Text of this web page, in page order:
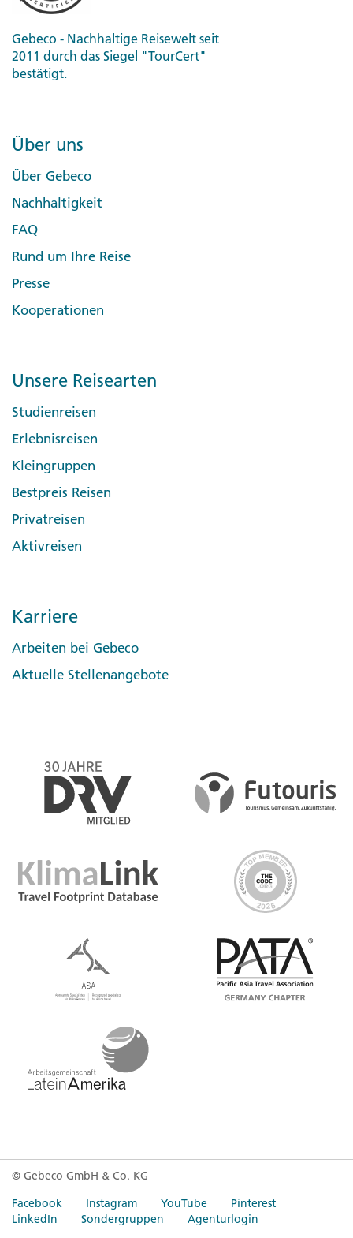
Gebeco - Nachhaltige Reisewelt seit
2011 durch das Siegel "TourCert"
bestätigt.
Über uns
Über Gebeco
Nachhaltigkeit
FAQ
Rund um Ihre Reise
Presse
Kooperationen
Unsere Reisearten
Studienreisen
Erlebnisreisen
Kleingruppen
Bestpreis Reisen
Privatreisen
Aktivreisen
Karriere
Arbeiten bei Gebeco
Aktuelle Stellenangebote
© Gebeco GmbH & Co. KG
Facebook
Instagram YouTube
Pinterest
LinkedIn
Sondergruppen
Agenturlogin